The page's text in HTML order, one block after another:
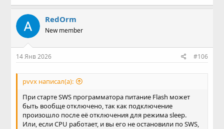
RedOrm
New member
14 Янв 2026 #106
pvvx написал(а):
При старте SWS программатора питание Flash может
быть вообще отключено, так как подключение
произошло после её отключения для режима sleep.
Или, если CPU работает, и вы его не остановили по SWS,